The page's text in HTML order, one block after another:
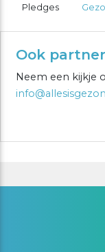
Pledges
Ook
Neem een kijkje